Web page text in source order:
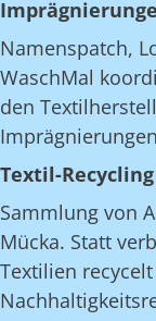
Namenspatch,
WaschMal
den
Textil-Recycling
Sammlung von
Mücka. Statt
Textilien